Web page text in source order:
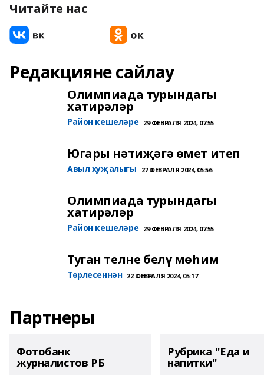
Читайте нас
Редакцияне сайлау
Олимпиада турындагы
хатирәләр
Район кешеләре 29 ФЕВРАЛЯ 2024, 07:55
Югары нәтиҗәгә өмет итеп
Авыл хуҗалыгы 27 ФЕВРАЛЯ 2024, 05:56
Олимпиада турындагы
хатирәләр
Район кешеләре 29 ФЕВРАЛЯ 2024, 07:55
Туган телне белү мөһим
Төрлесеннән 22 ФЕВРАЛЯ 2024, 05:17
Партнеры
Фотобанк
журналистов РБ
Рубрика "Еда и
напитки"